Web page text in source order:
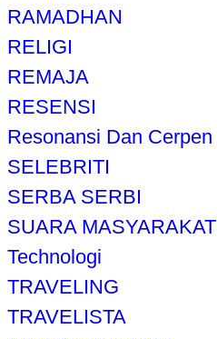
RAMADHAN
RELIGI
REMAJA
RESENSI
Resonansi Dan Cerpen
SELEBRITI
SERBA SERBI
SUARA MASYARAKAT
Technologi
TRAVELING
TRAVELISTA